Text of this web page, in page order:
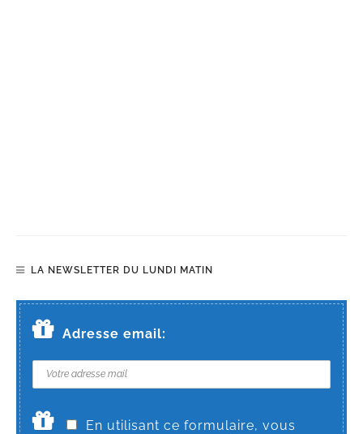
LA NEWSLETTER DU LUNDI MATIN
Adresse email:
En utilisant ce formulaire, vous